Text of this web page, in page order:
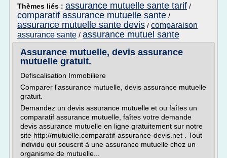
Thèmes liés : assurance mutuelle sante tarif /
comparatif assurance mutuelle sante /
assurance mutuelle sante devis / comparaison
assurance sante / assurance mutuel sante
Assurance mutuelle, devis assurance
mutuelle gratuit.
Defiscalisation Immobiliere
Comparer l'assurance mutuelle, devis assurance mutuelle
gratuit.
Demandez un devis assurance mutuelle et ou faîtes un
comparatif assurance mutuelle, faîtes votre demande
devis assurance mutuelle en ligne gratuitement sur notre
site http://mutuelle.comparatif-assurance-devis.net . Tout
individu qui souscrit à une assurance mutuelle chez un
organisme de mutuelle...